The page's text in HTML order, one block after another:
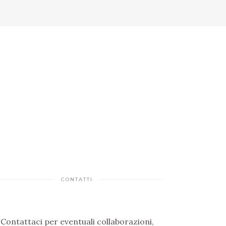
CONTATTI
Contattaci per eventuali collaborazioni,